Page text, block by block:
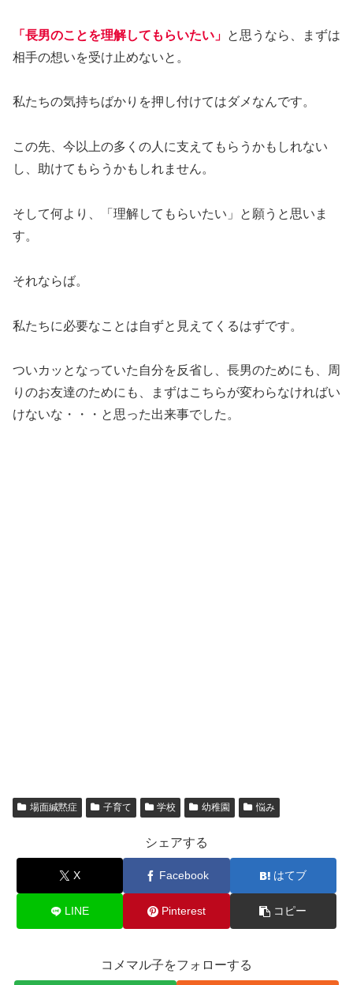
「長男のことを理解してもらいたい」 と思うなら、まずは
相手の想いを受け止めないと。
私たちの気持ちばかりを押し付けてはダメなんです。
この先、今以上の多くの人に支えてもらうかもしれない
し、助けてもらうかもしれません。
そして何より、「理解してもらいたい」と願うと思いま
す。
それならば。
私たちに必要なことは自ずと見えてくるはずです。
ついカッとなっていた自分を反省し、長男のためにも、周
りのお友達のためにも、まずはこちらが変わらなければい
けないな・・・と思った出来事でした。
場面緘黙症 子育て 学校 幼稚園 悩み
シェアする
X Facebook はてブ
LINE Pinterest コピー
コメマル子をフォローする